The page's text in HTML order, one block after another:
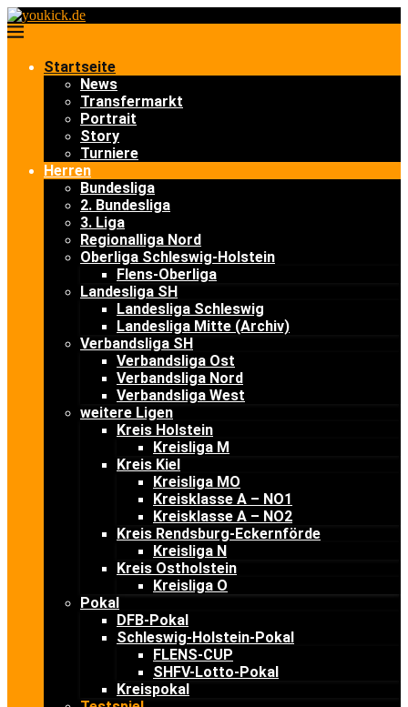
Startseite
News
Transfermarkt
Portrait
Story
Turniere
Herren
Bundesliga
2. Bundesliga
3. Liga
Regionalliga Nord
Oberliga Schleswig-Holstein
Flens-Oberliga
Landesliga SH
Landesliga Schleswig
Landesliga Mitte (Archiv)
Verbandsliga SH
Verbandsliga Ost
Verbandsliga Nord
Verbandsliga West
weitere Ligen
Kreis Holstein
Kreisliga M
Kreis Kiel
Kreisliga MO
Kreisklasse A – NO1
Kreisklasse A – NO2
Kreis Rendsburg-Eckernförde
Kreisliga N
Kreis Ostholstein
Kreisliga O
Pokal
DFB-Pokal
Schleswig-Holstein-Pokal
FLENS-CUP
SHFV-Lotto-Pokal
Kreispokal